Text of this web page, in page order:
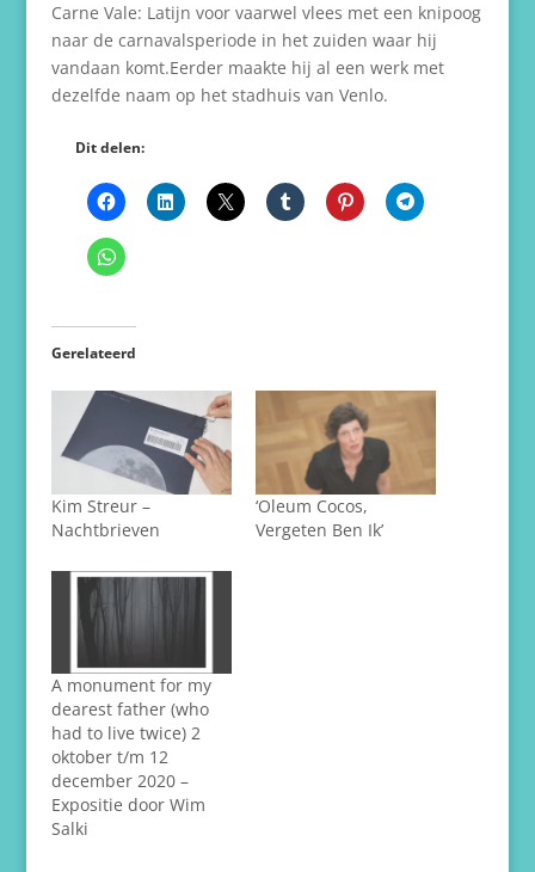
Carne Vale: Latijn voor vaarwel vlees met een knipoog
naar de carnavalsperiode in het zuiden waar hij
vandaan komt.Eerder maakte hij al een werk met
dezelfde naam op het stadhuis van Venlo.
Dit delen:
Gerelateerd
Kim Streur –
Nachtbrieven
‘Oleum Cocos,
Vergeten Ben Ik’
A monument for my
dearest father (who
had to live twice) 2
oktober t/m 12
december 2020 –
Expositie door Wim
Salki